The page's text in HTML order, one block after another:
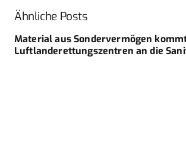
Ähnliche Posts
Material aus Sondervermögen
Luftlanderettungszentren an die